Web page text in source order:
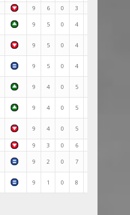
9 6 0 3
9 5 0 4
9 5 0 4
9 5 0 4
9 4 0 5
9 4 0 5
9 4 0 5
9 3 0 6
9 2 0 7
9 1 0 8